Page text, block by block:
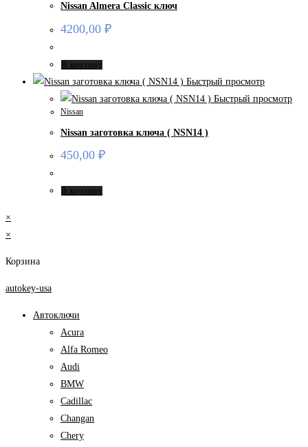
Nissan Almera Classic ключ
4200,00 ₽
В корзину
Быстрый просмотр
Быстрый просмотр
Nissan
Nissan заготовка ключа ( NSN14 )
450,00 ₽
В корзину
×
×
Корзина
autokey-usa
Автоключи
Acura
Alfa Romeo
Audi
BMW
Cadillac
Changan
Chery